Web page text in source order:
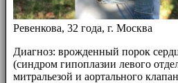
Ревенкова, 32 года, г. Москва
Диагноз: врожденный порок
(синдром гипоплазии левого
митральезой и аортального